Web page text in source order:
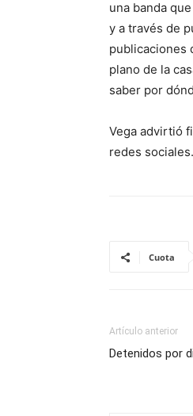
una banda
y a través de
publicaciones
plano de la
saber por
Vega advirtió
redes sociales.
Cuota
Artículo anterior
Detenidos por